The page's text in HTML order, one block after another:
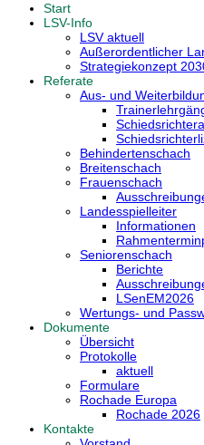
Start
LSV-Info
LSV aktuell
Außerordentlicher
Strategiekonzept
Referate
Aus- und
Behindertenschach
Breitenschach
Frauenschach
Landesspielleiter
Informationen
Seniorenschach
Berichte
LSenEM2026
Wertungs- und
Dokumente
Übersicht
Protokolle
aktuell
Formulare
Rochade Europa
Rochade 2026
Kontakte